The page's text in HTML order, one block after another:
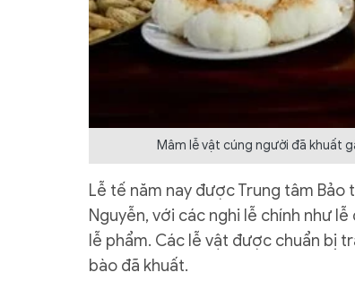
Mâm lễ vật cúng người đã khuất
Lễ tế năm nay được Trung tâm
Nguyễn, với các nghi lễ chính như
lễ phẩm. Các lễ vật được chuẩn bị
bào đã khuất.